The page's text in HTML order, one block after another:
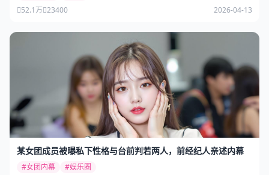
52.1万 23400 2026-04-13
某女团成员被曝私下性格与台前判若两人，前经纪人亲述内幕
#女团内幕
#娱乐圈